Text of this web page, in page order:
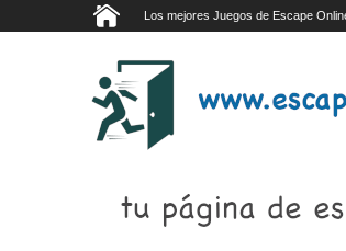
Los mejores Juegos de Escape